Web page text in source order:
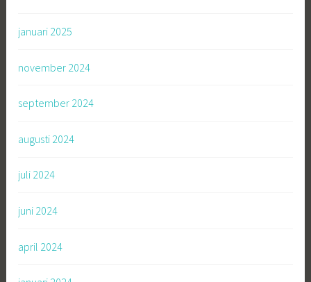
januari 2025
november 2024
september 2024
augusti 2024
juli 2024
juni 2024
april 2024